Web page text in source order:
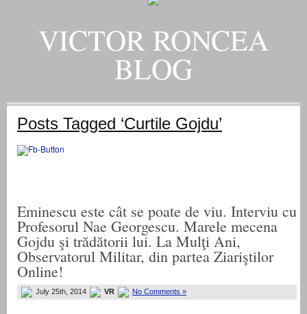
VICTOR RONCEA
BLOG
Posts Tagged ‘Curtile Gojdu’
Eminescu este cât se poate de viu. Interviu cu
Profesorul Nae Georgescu. Marele mecena
Gojdu şi trădătorii lui. La Mulţi Ani,
Observatorul Militar, din partea Ziariştilor
Online!
July 25th, 2014 VR No Comments »